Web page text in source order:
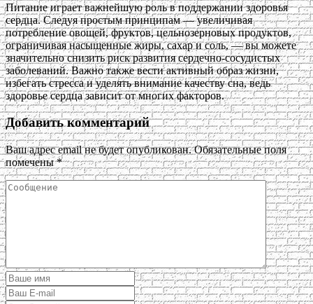
Питание играет важнейшую роль в поддержании здоровья
сердца. Следуя простым принципам — увеличивая
потребление овощей, фруктов, цельнозерновых продуктов,
ограничивая насыщенные жиры, сахар и соль, — вы можете
значительно снизить риск развития сердечно-сосудистых
заболеваний. Важно также вести активный образ жизни,
избегать стресса и уделять внимание качеству сна, ведь
здоровье сердца зависит от многих факторов.
Добавить комментарий
Ваш адрес email не будет опубликован. Обязательные поля
помечены*